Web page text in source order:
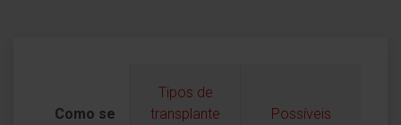
Como se
Tipos de
transplante
Possíveis